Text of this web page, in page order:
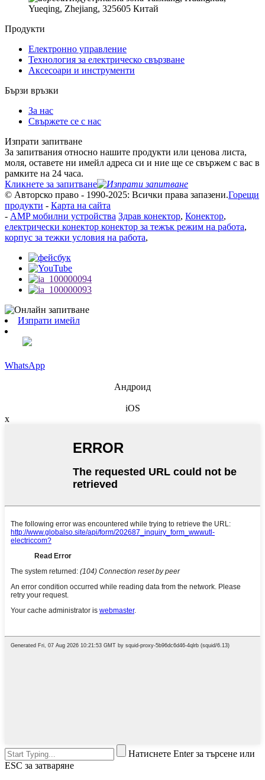
Yueqing, Zhejiang, 325605 Китай
Продукти
Електронно управление
Технология за електрическо свързване
Аксесоари и инструменти
Бързи връзки
За нас
Свържете се с нас
Изпрати запитване
За запитвания относно нашите продукти или ценова листа,
моля, оставете ни имейл адреса си и ние ще се свържем с вас в
рамките на 24 часа.
Кликнете за запитване
© Авторско право - 1990-2025: Всички права запазени.Горещи
продукти - Карта на сайта
- AMP мобилни устройства Здрав конектор, Конектор,
електрически конектор конектор за тежък режим на работа,
корпус за тежки условия на работа,
Изпрати имейл
WhatsApp
Андроид
iOS
x
Натиснете Enter за търсене или
ESC за затваряне